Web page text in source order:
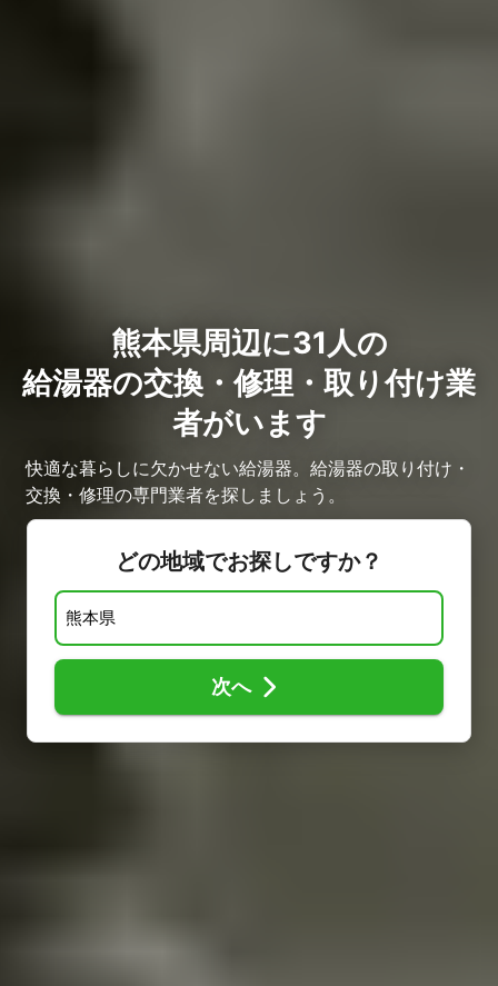
熊本県周辺に31人の
給湯器の交換・修理・取り付け業
者がいます
快適な暮らしに欠かせない給湯器。給湯器の取り付け・
交換・修理の専門業者を探しましょう。
どの地域でお探しですか？
次へ